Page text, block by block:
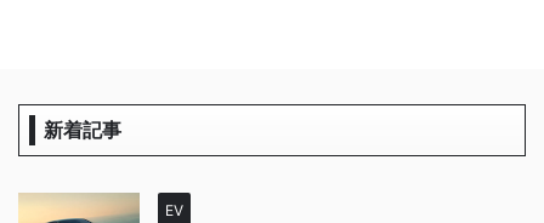
新着記事
EV